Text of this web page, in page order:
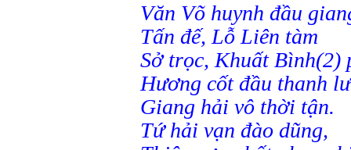
Văn Võ huynh đầu
Tấn đế, Lỗ Liên tàm
Sở trọc, Khuất Bình(2)
Hương cốt đầu thanh
Giang hải vô thời tận.
Tứ hải vạn đào dũng,